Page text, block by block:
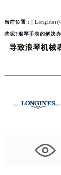
当前位置： | Longines(
些呢?浪琴手表的解决
导致浪琴机械